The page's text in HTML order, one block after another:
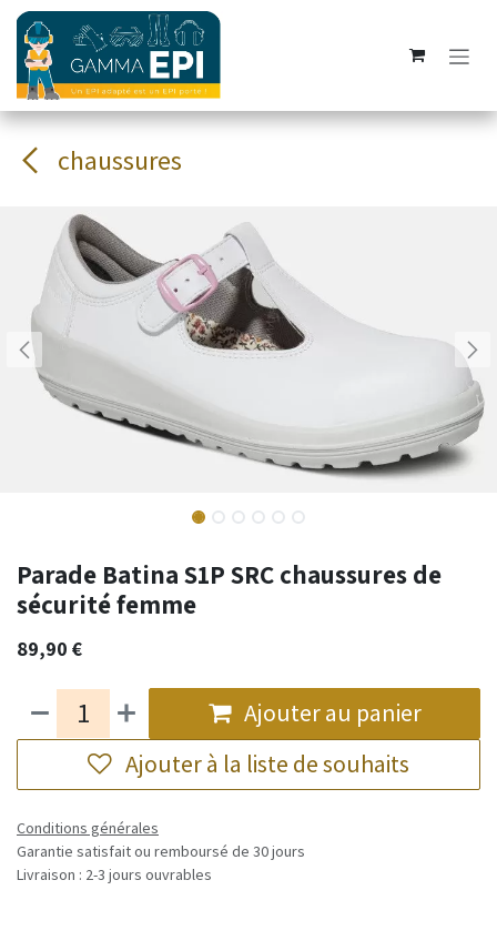
Se rendre au contenu
chaussures
Parade Batina S1P SRC chaussures de
sécurité femme
89,90 €
Ajouter au panier
Ajouter à la liste de souhaits
Conditions générales
Garantie satisfait ou remboursé de 30 jours
Livraison : 2-3 jours ouvrables